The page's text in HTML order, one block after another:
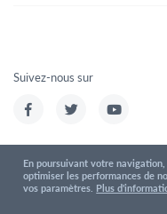
Suivez-nous sur
Conditions d'utilisations
En poursuivant votre
optimiser les performances de
vos paramètres. Plus